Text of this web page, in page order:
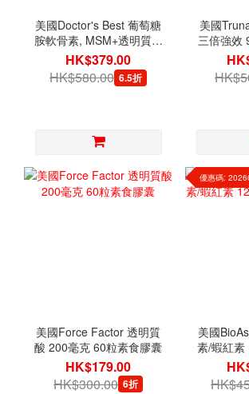
美國Doctor's Best 葡萄糖
胺軟骨素, MSM+透明質酸
150粒素食膠囊
HK$379.00
HK$580.00 6.5折
美國
三倍強效
美國Force Factor 透明質
酸 200毫克 60粒素食膠囊
HK$179.00
HK$300.00 6折
優惠碼:
美國
素/蝦紅素